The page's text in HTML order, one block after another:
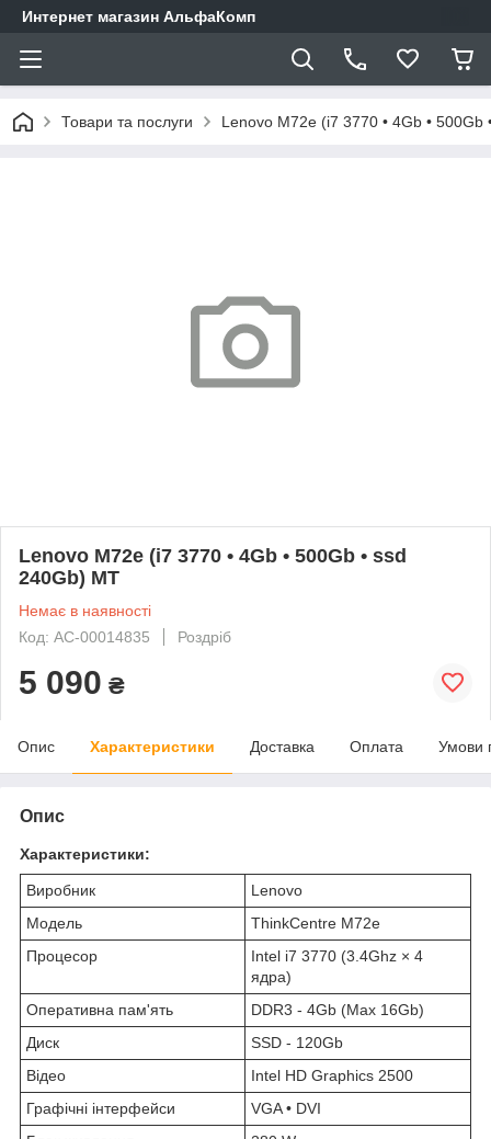
Интернет магазин АльфаКомп
Товари та послуги Lenovo M72e (i7 3770 • 4Gb • 500Gb
Lenovo M72e (i7 3770 • 4Gb • 500Gb • ssd
240Gb) MT
Немає в наявності
Код: AC-00014835
Роздріб
5 090 ₴
Опис Характеристики Доставка Оплата Умови
Опис
Характеристики:
Виробник
Lenovo
Модель
ThinkCentre M72e
Процесор
Intel i7 3770 (3.4Ghz × 4
ядра)
Оперативна пам'ять
DDR3 - 4Gb (Max 16Gb)
Диск
SSD - 120Gb
Відео
Intel HD Graphics 2500
Графічні інтерфейси
VGA • DVI